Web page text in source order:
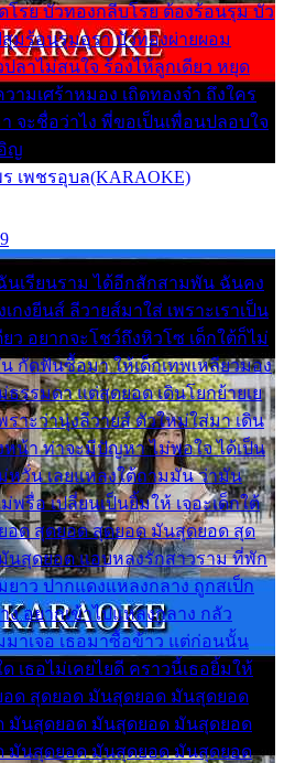
โรย บัวทองกลีบโรย ต้องร้อนรุม บัว
มร้อนรุมอุรา บัวทองผ่ายผอม
ลาไม่สนใจ ร้องไห้ลูกเดียว หยุด
ามเศร้าหมอง เถิดทองจ๋า ถึงใคร
า จะชื่อว่าไง พี่ขอเป็นเพื่อนปลอบใจ
ญ
เพชรอุบล(KARAOKE)
นเรียนราม ได้อีกสักสามพัน ฉันคง
กงยีนส์ ลีวายส์มาใส่ เพราะเราเป็น
ยว อยากจะโชว์ถึงหิวโซ เด็กใต้ก็ไม่
กัดฟันซื้อมา ให้เด็กเทพเหลียวมอง
ธรรมดา แต่สุดยอด เดินโยกย้ายเย
ราะว่านุ่งลีวายส์ ตัวใหม่ใส่มา เดิน
หน้า ท่าจะมีปัญหา ไม่พอใจ ได้เป็น
หวั่น เลยแหลงใต้ถามมัน ว่ามัน
รื่อ เปลี่ยนเป็นยิ้มให้ เจอะเด็กใต้
อด สุดยอด สุดยอด มันสุดยอด สุด
นสุดยอด แอบหลงรักสาวราม ที่พัก
ยาว ปากแดงแหลงกลาง ถูกสเป็ก
ง อยากเข้าไปแหลงกลาง กลัว
มาเจอ เธอมาซื้อข้าว แต่ก่อนนั้น
ด เธอไม่เคยไยดี คราวนี้เธอยิ้มให้
อด สุดยอด มันสุดยอด มันสุดยอด
มันสุดยอด มันสุดยอด มันสุดยอด
มันสุดยอด มันสุดยอด มันสุดยอด